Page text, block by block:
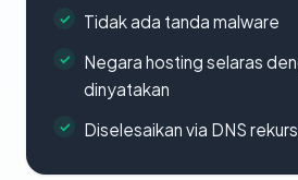
Tidak ada tanda malware
Negara hosting selaras
dinyatakan
Diselesaikan via DNS